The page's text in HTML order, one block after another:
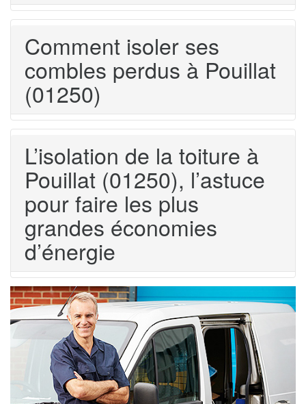
Comment isoler ses
combles perdus à Pouillat
(01250)
L’isolation de la toiture à
Pouillat (01250), l’astuce
pour faire les plus
grandes économies
d’énergie